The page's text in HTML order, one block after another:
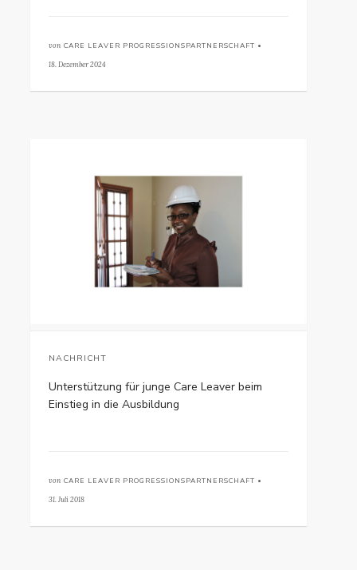
von CARE LEAVER PROGRESSIONSPARTNERSCHAFT •
18. Dezember 2024
NACHRICHT
Unterstützung für junge Care Leaver beim
Einstieg in die Ausbildung
von CARE LEAVER PROGRESSIONSPARTNERSCHAFT •
31. Juli 2018